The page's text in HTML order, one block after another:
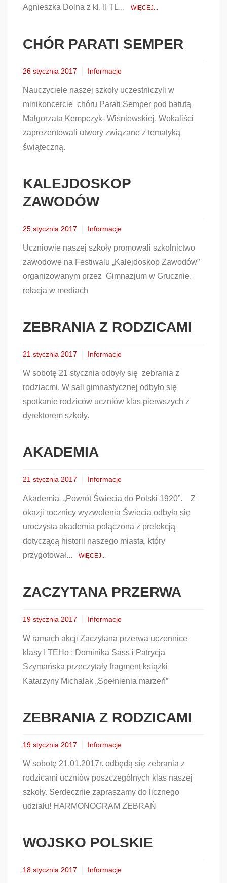
Agnieszka Dolna z kl. II TL...
WIĘCEJ...
CHÓR PARATI SEMPER
26 stycznia 2017 Informacje
Nauczyciele naszej szkoły uczestniczyli w
minikoncercie chóru Parati Semper pod batutą
Małgorzata Kempczyk- Wiśniewskiej. Wokaliści
zaprezentowali utwory związane z tematyką
świąteczną.
KALEJDOSKOP
ZAWODÓW
25 stycznia 2017 Informacje
Uczniowie naszej szkoły promowali szkolnictwo
zawodowe na Festiwalu „Kalejdoskop Zawodów”
organizowanym przez Gimnazjum w Grucznie.
relacja w mediach
ZEBRANIA Z RODZICAMI
21 stycznia 2017 Informacje
W sobotę 21 stycznia odbyły się zebrania z
rodziacmi. W sali gimnastycznej odbyło się
spotkanie rodziców uczniów klas pierwszych z
dyrektorem szkoły.
AKADEMIA
21 stycznia 2017 Informacje
Akademia „Powrót Świecia do Polski 1920”. Z
okazji rocznicy wyzwolenia Świecia odbyła się
uroczysta akademia połączona z prelekcją
dotyczącą historii naszego miasta, który
przygotował...
WIĘCEJ...
ZACZYTANA PRZERWA
19 stycznia 2017 Informacje
W ramach akcji Zaczytana przerwa uczennice
klasy I TEHo : Dominika Sass i Patrycja
Szymańska przeczytały fragment książki
Katarzyny Michalak „Spełnienia marzeń”
ZEBRANIA Z RODZICAMI
19 stycznia 2017 Informacje
W sobotę 21.01.2017r. odbędą się zebrania z
rodzicami uczniów poszczególnych klas naszej
szkoły. Serdecznie zapraszamy do licznego
udziału! HARMONOGRAM ZEBRAŃ
WOJSKO POLSKIE
18 stycznia 2017 Informacje